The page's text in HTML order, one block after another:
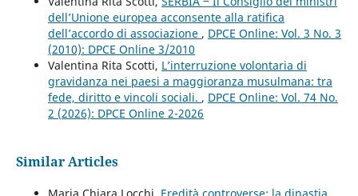
dell’Unione europea acconsente alla ratifica
dell’accordo di associazione , DPCE Online: Vol. 3 No. 3
(2010): DPCE Online 3/2010
Valentina Rita Scotti, L’interruzione volontaria di
gravidanza nei paesi a maggioranza musulmana: tra
fede, diritto e vincoli sociali. , DPCE Online: Vol. 74 No.
2 (2026): DPCE Online 2-2026
Similar Articles